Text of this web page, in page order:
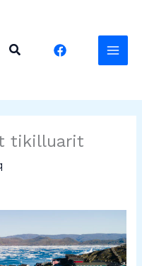
Search
tikilluarit